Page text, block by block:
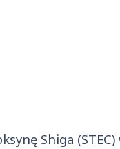
Shiga